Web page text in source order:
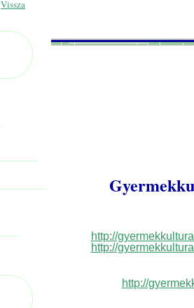
Vissza
http://
http://
http://